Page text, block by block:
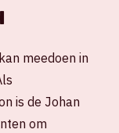
meedoen in
is de Johan
om